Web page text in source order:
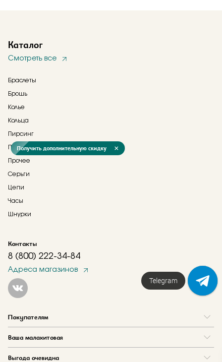
Каталог
Смотреть все
Браслеты
Брошь
Колье
Кольца
Пирсинг
Подвески
Прочее
Серьги
Цепи
Часы
Шнурки
Контакты
8 (800) 222-34-84
Адреса магазинов
Покупателям
Ваша малахитовая
Выгода очевидна
Получить дополнительную скидку
Telegram